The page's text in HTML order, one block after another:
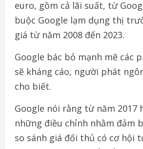
euro, gồm cả lãi suất, từ
buộc Google lạm dụng thị
giá từ năm 2008 đến 2023.
Google bác bỏ mạnh mẽ các
sẽ kháng cáo, người phát
cho biết.
Google nói rằng từ năm 2017
những điều chỉnh nhằm đảm
so sánh giá đối thủ có cơ hội